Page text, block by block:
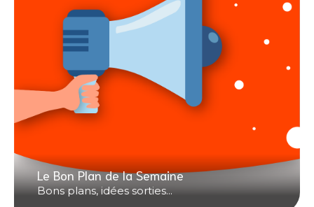
Le Bon Plan de la Semaine
Bons plans, idées sorties...